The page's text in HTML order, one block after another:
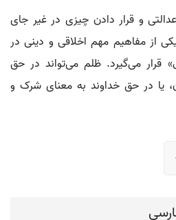
و قرار دادن چیزی در غیر جای
از مفاهیم مهم اخلاقی و دینی در
قرار می‌گیرد. ظلم می‌تواند در حق
یا در حق خداوند به معنای شرک و